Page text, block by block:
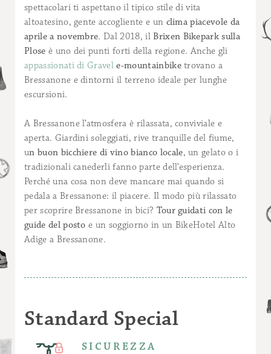
spettacolari ti aspettano il tipico stile di vita
altoatesino, gente accogliente e un clima piacevole da
aprile a novembre. Dal 2018, ilBrixen Bikepark sulla
Plose è uno dei punti forti della regione. Anche gli
appassionati di Gravel e-mountainbiketrovano a
Bressanone e dintorni il terreno ideale per lunghe
escursioni.
A Bressanone l’atmosfera è rilassata, conviviale e
aperta. Giardini soleggiati, rive tranquille del fiume,
un buon bicchiere di vino bianco locale, un gelato o i
tradizionali canederli fanno parte dell’esperienza.
Perché una cosa non deve mancare mai quando si
pedala a Bressanone: il piacere. Il modo più rilassato
per scoprire Bressanone in bici? Tour guidati con le
guide del posto e un soggiorno in un BikeHotel Alto
Adige a Bressanone.
Standard Special
SICUREZZA